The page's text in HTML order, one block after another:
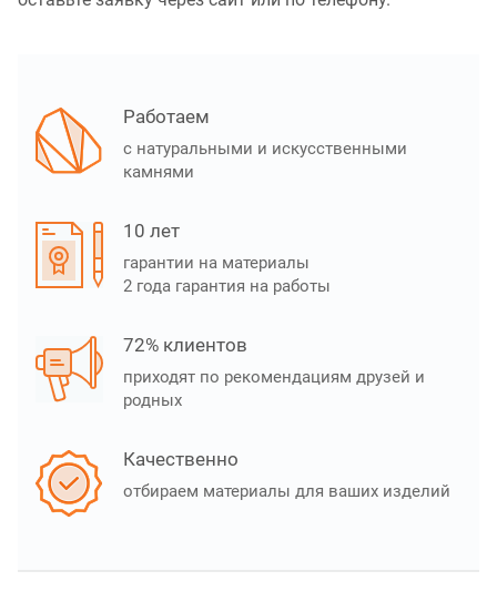
Работаем
с натуральными и искусственными
камнями
10 лет
гарантии на материалы
2 года гарантия на работы
72% клиентов
приходят по рекомендациям друзей и
родных
Качественно
отбираем материалы для ваших изделий